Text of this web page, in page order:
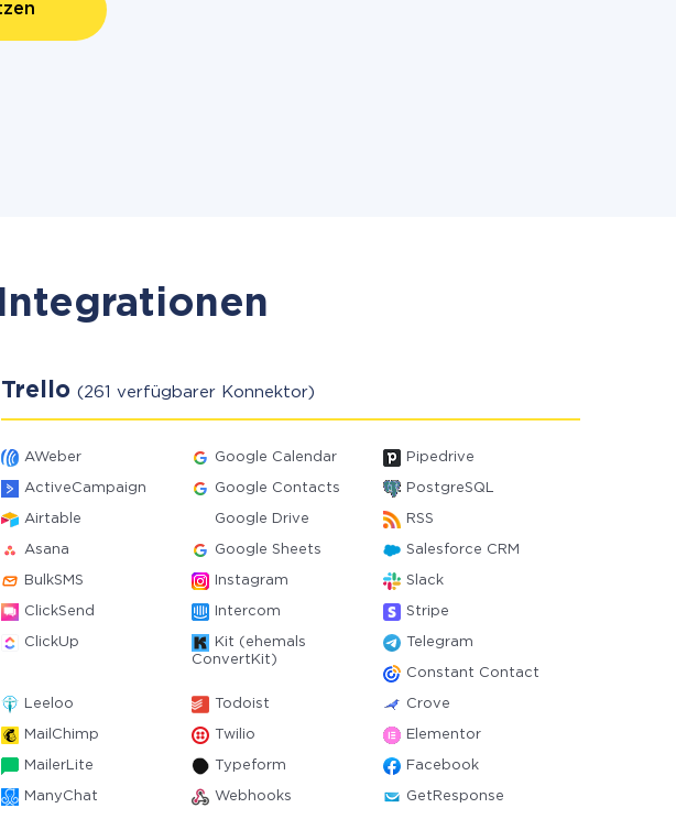
Trello (261 verfügbarer Konnektor)
AWeber Google Calendar Pipedrive
ActiveCampaign Google Contacts PostgreSQL
Airtable Google Drive RSS
Asana Google Sheets Salesforce CRM
BulkSMS Instagram Slack
ClickSend Intercom Stripe
ClickUp
Kit (ehemals
ConvertKit)
Telegram
Constant Contact
Leeloo Todoist Crove
MailChimp Twilio Elementor
MailerLite Typeform Facebook
ManyChat Webhooks GetResponse